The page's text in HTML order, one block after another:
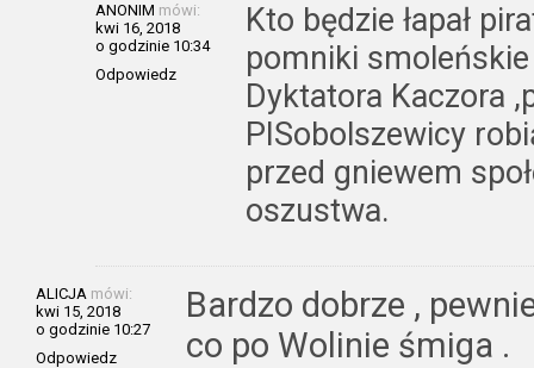
ANONIM mówi:
kwi 16, 2018
o godzinie 10:34
Odpowiedz
Kto będzie łapał
pomniki
Dyktatora Kaczora
PISobolszewicy
przed gniewem
oszustwa.
ALICJA mówi:
kwi 15, 2018
o godzinie 10:27
Odpowiedz
Bardzo dobrze ,
co po Wolinie śmiga .